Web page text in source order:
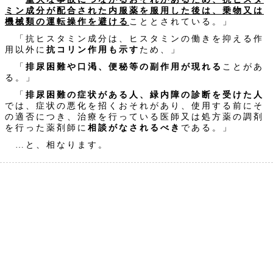
ミン成分が配合された内服薬を服用した後は、乗物又は
機械類の運転操作を避ける こととされている。」
「抗ヒスタミン成分は、ヒスタミンの働きを抑える作
用以外に 抗コリン作用も示す ため、」
「 排尿困難や口渇、便秘等の副作用が現れる ことがあ
る。」
「 排尿困難の症状がある人、緑内障の診断を受けた人
では、症状の悪化を招くおそれがあり、使用する前にそ
の適否につき、治療を行っている医師又は処方薬の調剤
を行った薬剤師に 相談がなされるべき である。」
…と、相なります。